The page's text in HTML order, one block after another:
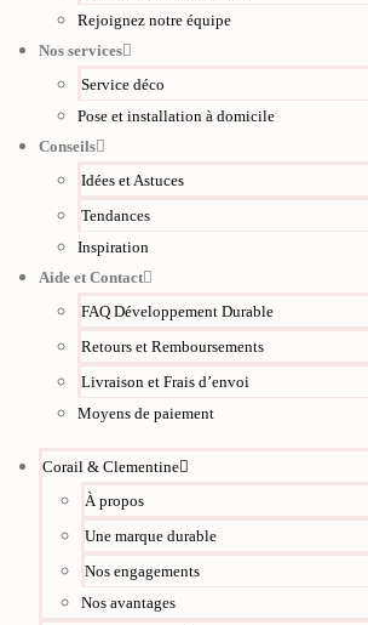
Rejoignez notre équipe
Nos services
Service déco
Pose et installation à domicile
Conseils
Idées et Astuces
Tendances
Inspiration
Aide et Contact
FAQ Développement Durable
Retours et Remboursements
Livraison et Frais d’envoi
Moyens de paiement
Corail & Clementine
À propos
Une marque durable
Nos engagements
Nos avantages